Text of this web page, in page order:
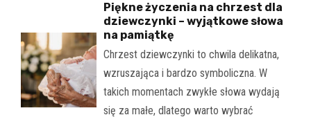
Piękne życzenia na chrzest dla
dziewczynki – wyjątkowe słowa
na pamiątkę
Chrzest dziewczynki to chwila delikatna,
wzruszająca i bardzo symboliczna. W
takich momentach zwykłe słowa wydają
się za małe, dlatego warto wybrać